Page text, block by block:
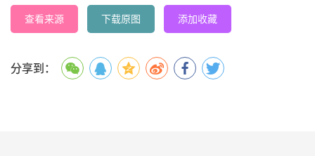
查看来源 下载原图 添加收藏
分享到：